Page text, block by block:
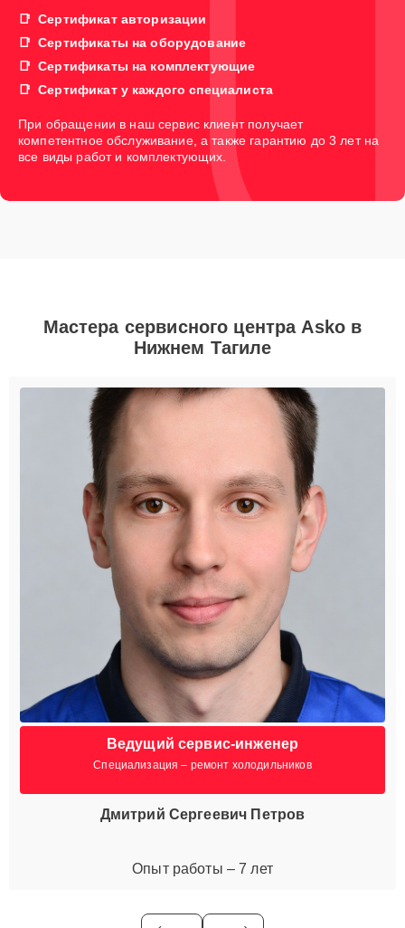
Сертификат авторизации
Сертификаты на оборудование
Сертификаты на комплектующие
Сертификат у каждого специалиста
При обращении в наш сервис клиент получает
компетентное обслуживание, а также гарантию до 3 лет на
все виды работ и комплектующих.
Мастера сервисного центра Asko в
Нижнем Тагиле
Ведущий сервис-инженер
Специализация – ремонт холодильников
Дмитрий Сергеевич Петров
Опыт работы – 7 лет